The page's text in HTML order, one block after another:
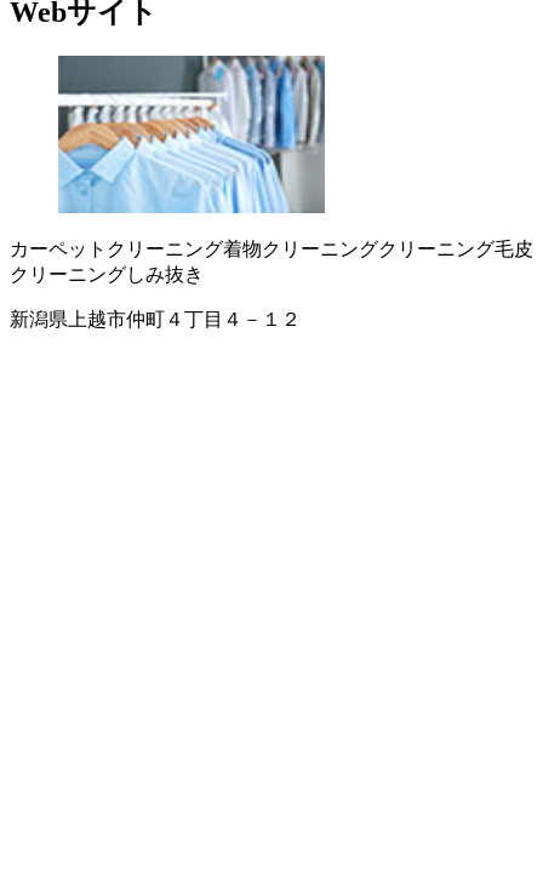
Webサイト
カーペットクリーニング着物クリーニングクリーニング毛皮
クリーニングしみ抜き
新潟県上越市仲町４丁目４－１２